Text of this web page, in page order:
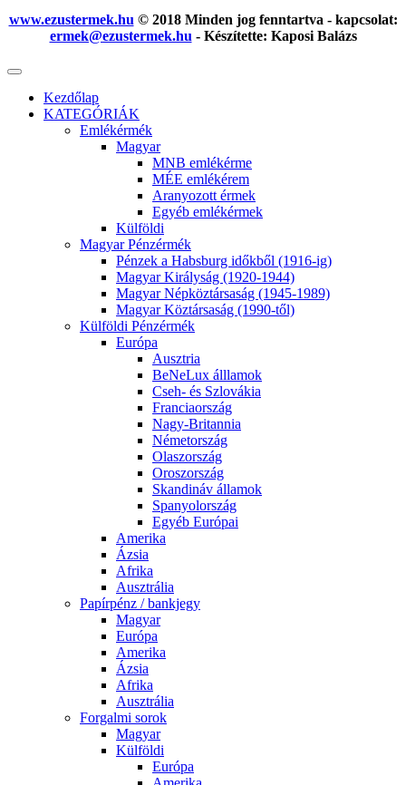
www.ezustermek.hu © 2018 Minden jog fenntartva - kapcsolat:
ermek@ezustermek.hu - Készítette: Kaposi Balázs
Kezdőlap
KATEGÓRIÁK
Emlékérmék
Magyar
MNB emlékérme
MÉE emlékérem
Aranyozott érmek
Egyéb emlékérmek
Külföldi
Magyar Pénzérmék
Pénzek a Habsburg időkből (1916-ig)
Magyar Királyság (1920-1944)
Magyar Népköztársaság (1945-1989)
Magyar Köztársaság (1990-től)
Külföldi Pénzérmék
Európa
Ausztria
BeNeLux álllamok
Cseh- és Szlovákia
Franciaország
Nagy-Britannia
Németország
Olaszország
Oroszország
Skandináv államok
Spanyolország
Egyéb Európai
Amerika
Ázsia
Afrika
Ausztrália
Papírpénz / bankjegy
Magyar
Európa
Amerika
Ázsia
Afrika
Ausztrália
Forgalmi sorok
Magyar
Külföldi
Európa